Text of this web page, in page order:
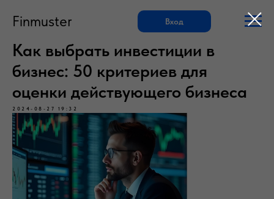
Finmuster Вход
Как выбрать инвестиции в
бизнес: 50 критериев для
оценки действующего бизнеса
2024-08-27 19:32